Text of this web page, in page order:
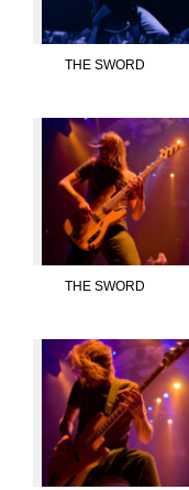
THE SWORD
THE SWORD